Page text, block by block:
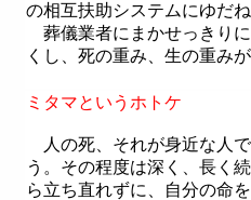
の相互扶助システムにゆだ
葬儀業者にまかせっきり
くし、死の重み、生の重み
ミタマというホトケ
人の死、それが身近な人
う。その程度は深く、長く
ら立ち直れずに、自分の命